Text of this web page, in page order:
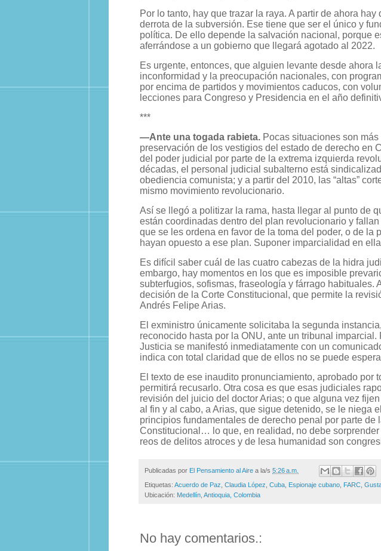
Por lo tanto, hay que trazar la raya. A partir de ahora
derrota de la subversión. Ese tiene que ser el único y
política. De ello depende la salvación nacional, porque
aferrándose a un gobierno que llegará agotado al 2022.
Es urgente, entonces, que alguien levante desde ahora
inconformidad y la preocupación nacionales, con
por encima de partidos y movimientos caducos, con
lecciones para Congreso y Presidencia en el año
***
—Ante una togada rabieta. Pocas situaciones son
preservación de los vestigios del estado de derecho en
del poder judicial por parte de la extrema izquierda
décadas, el personal judicial subalterno está
obediencia comunista; y a partir del 2010, las “altas”
mismo movimiento revolucionario.
Así se llegó a politizar la rama, hasta llegar al punto de
están coordinadas dentro del plan revolucionario y
que se les ordena en favor de la toma del poder, o de la
hayan opuesto a ese plan. Suponer imparcialidad en
Es difícil saber cuál de las cuatro cabezas de la hidra
embargo, hay momentos en los que es imposible
subterfugios, sofismas, fraseología y fárrago habituales.
decisión de la Corte Constitucional, que permite la
Andrés Felipe Arias.
El exministro únicamente solicitaba la segunda instancia,
reconocido hasta por la ONU, ante un tribunal
Justicia se manifestó inmediatamente con un
indica con total claridad que de ellos no se puede
El texto de ese inaudito pronunciamiento, aprobado por
permitirá recusarlo. Otra cosa es que esas judiciales
revisión del juicio del doctor Arias; o que alguna vez
al fin y al cabo, a Arias, que sigue detenido, se le niega
principios fundamentales de derecho penal por parte de
Constitucional… lo que, en realidad, no debe
reos de delitos atroces y de lesa humanidad son
Publicadas por El Pensamiento al Aire a la/s 5:26 a.m.
Etiquetas: Acuerdo de Paz, Claudia López, Cuba, Espionaje cubano, FARC,
Ubicación: Medellín, Antioquia, Colombia
No hay comentarios.: